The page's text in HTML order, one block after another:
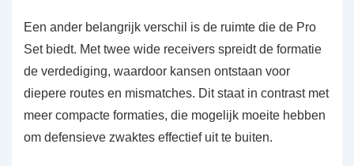
Een ander belangrijk verschil is de ruimte die de Pro
Set biedt. Met twee wide receivers spreidt de formatie
de verdediging, waardoor kansen ontstaan voor
diepere routes en mismatches. Dit staat in contrast met
meer compacte formaties, die mogelijk moeite hebben
om defensieve zwaktes effectief uit te buiten.